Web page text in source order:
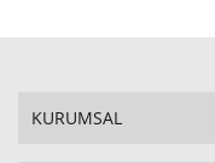
KURUMSAL